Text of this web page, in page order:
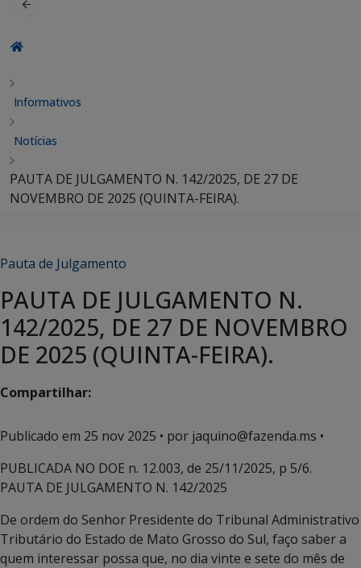
Informativos
Notícias
PAUTA DE JULGAMENTO N. 142/2025, DE 27 DE
NOVEMBRO DE 2025 (QUINTA-FEIRA).
Pauta de Julgamento
PAUTA DE JULGAMENTO N.
142/2025, DE 27 DE NOVEMBRO
DE 2025 (QUINTA-FEIRA).
Compartilhar:
Publicado em 25 nov 2025 • por jaquino@fazenda.ms •
PUBLICADA NO DOE n. 12.003, de 25/11/2025, p 5/6.
PAUTA DE JULGAMENTO N. 142/2025
De ordem do Senhor Presidente do Tribunal Administrativo
Tributário do Estado de Mato Grosso do Sul, faço saber a
quem interessar possa que, no dia vinte e sete do mês de